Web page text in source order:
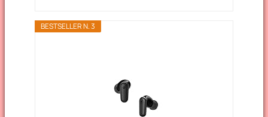
BESTSELLER N. 3